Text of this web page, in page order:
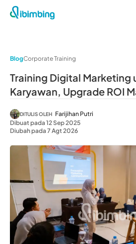
BlogCorporate Training
Training Digital Marketing
Karyawan, Upgrade ROI
DITULIS OLEH Farijihan Putri
Dibuat pada 12 Sep 2025
Diubah pada 7 Agt 2026